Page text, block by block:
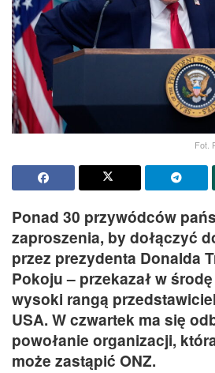
Fot.
Ponad 30 przywódców
zaproszenia, by dołączyć
przez prezydenta Donalda
Pokoju – przekazał w
wysoki rangą
USA. W czwartek ma się
powołanie organizacji,
może zastąpić ONZ.